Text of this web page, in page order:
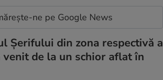
ne pe Google News
Șerifului din zona respectivă a
de la un schior aflat în